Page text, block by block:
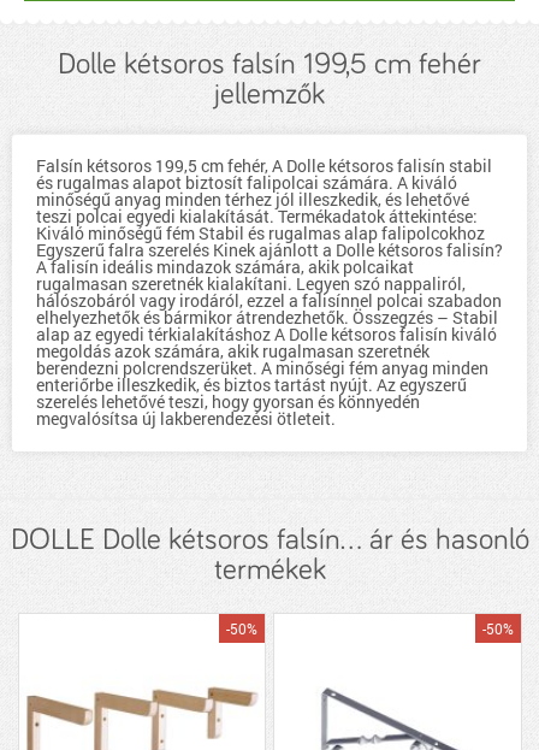
Dolle kétsoros falsín 199,5 cm fehér
jellemzők
Falsín kétsoros 199,5 cm fehér, A Dolle kétsoros falisín stabil
és rugalmas alapot biztosít falipolcai számára. A kiváló
minőségű anyag minden térhez jól illeszkedik, és lehetővé
teszi polcai egyedi kialakítását. Termékadatok áttekintése:
Kiváló minőségű fém Stabil és rugalmas alap falipolcokhoz
Egyszerű falra szerelés Kinek ajánlott a Dolle kétsoros falisín?
A falisín ideális mindazok számára, akik polcaikat
rugalmasan szeretnék kialakítani. Legyen szó nappaliról,
hálószobáról vagy irodáról, ezzel a falisínnel polcai szabadon
elhelyezhetők és bármikor átrendezhetők. Összegzés – Stabil
alap az egyedi térkialakításhoz A Dolle kétsoros falisín kiváló
megoldás azok számára, akik rugalmasan szeretnék
berendezni polcrendszerüket. A minőségi fém anyag minden
enteriőrbe illeszkedik, és biztos tartást nyújt. Az egyszerű
szerelés lehetővé teszi, hogy gyorsan és könnyedén
megvalósítsa új lakberendezési ötleteit.
DOLLE Dolle kétsoros falsín... ár és hasonló
termékek
-50% -50%